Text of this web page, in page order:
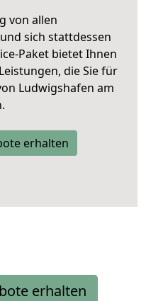
von allen
sich stattdessen
Paket bietet Ihnen
die Sie für
Ludwigshafen am
erhalten
erhalten